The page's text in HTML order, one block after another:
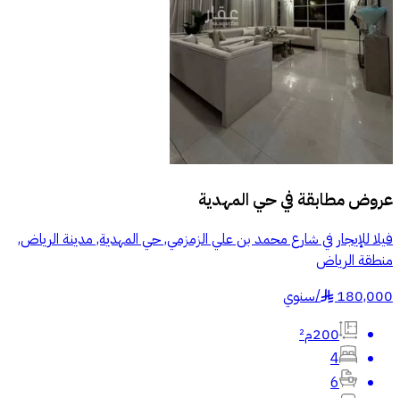
عروض مطابقة فيحي المهدية
فيلا للإيجار في شارع محمد بن علي الزمزمي, حي المهدية, مدينة الرياض,
منطقة الرياض
180,000
§
/سنوي
200م²
4
6